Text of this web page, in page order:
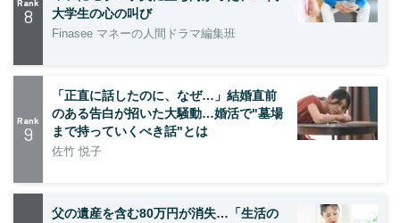
Rank
8
大学生の心の叫び
Finasee マネーの人間ドラマ編集班
Rank
9
「正直に話したのに、なぜ…」結婚直前
のある告白が招いた大騒動…婚活で"墓場
まで持っていくべき話"とは
佐竹 悦子
父の遺産を含む80万円が消失…「生活の